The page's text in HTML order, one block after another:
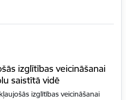
izglītības veicināšanai
saistītā vidē
izglītības veicināšanai